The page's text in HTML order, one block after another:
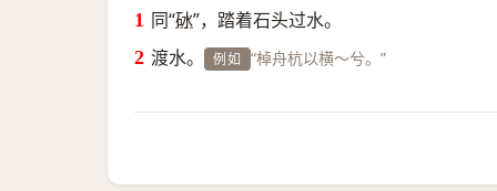
同“砅”，踏着石头过水。
渡水。 例如 “棹舟杭以横～兮。”